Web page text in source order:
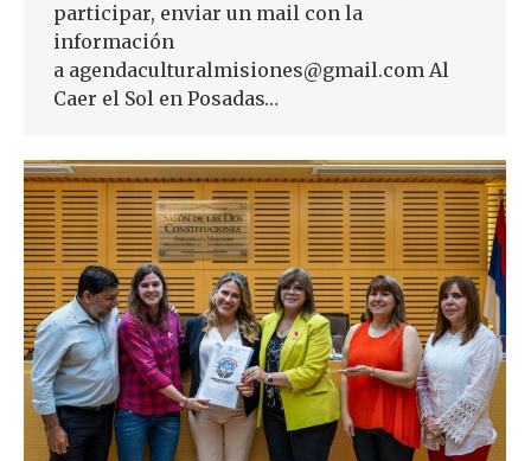
participar, enviar un mail con la
información
a agendaculturalmisiones@gmail.com Al
Caer el Sol en Posadas…